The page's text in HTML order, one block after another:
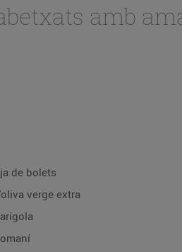
amb
de bolets
verge extra